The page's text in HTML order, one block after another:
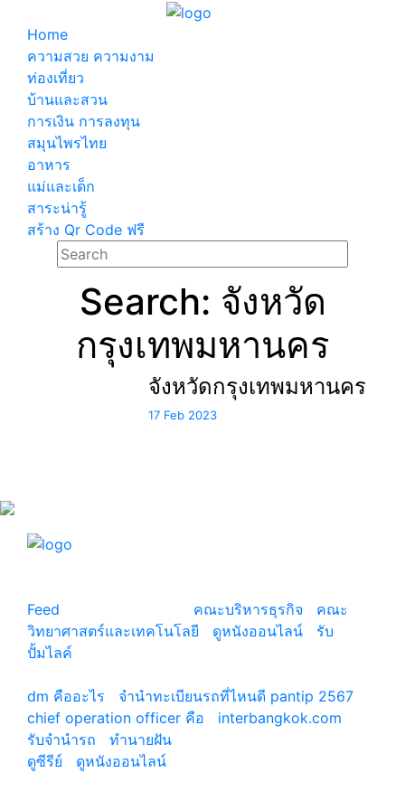
Home
ความสวย ความงาม
ท่องเที่ยว
บ้านและสวน
การเงิน การลงทุน
สมุนไพรไทย
อาหาร
แม่และเด็ก
สาระน่ารู้
สร้าง Qr Code ฟรี
Search: จังหวัด
กรุงเทพมหานคร
จังหวัดกรุงเทพมหานคร
17 Feb 2023
Feed
คณะบริหารธุรกิจ
คณะ
วิทยาศาสตร์และเทคโนโลยี
ดูหนังออนไลน์
รับ
ปั้มไลค์
dm คืออะไร
จํานําทะเบียนรถที่ไหนดี pantip 2567
chief operation officer คือ
interbangkok.com
รับจํานํารถ
ทํานายฝัน
ดูซีรีย์
ดูหนังออนไลน์